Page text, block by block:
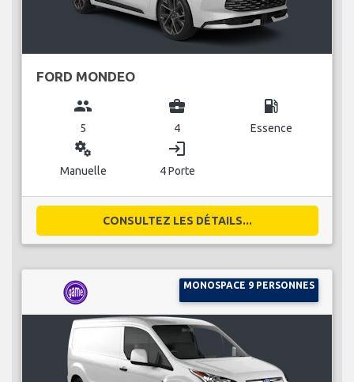
FORD MONDEO
group
5
business_center
4
local_gas_station
Essence
miscellaneous_services
Manuelle
login
4 Porte
CONSULTEZ LES DÉTAILS...
MONOSPACE 9 PERSONNES